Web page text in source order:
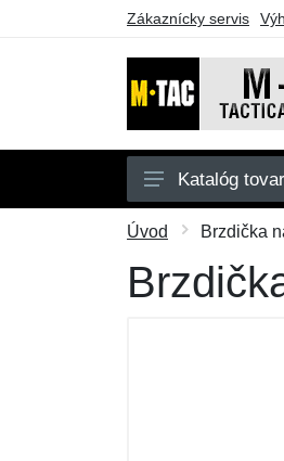
Zákaznícky servis
Pánske
Dámske
Katalóg
Úvod Brzdička